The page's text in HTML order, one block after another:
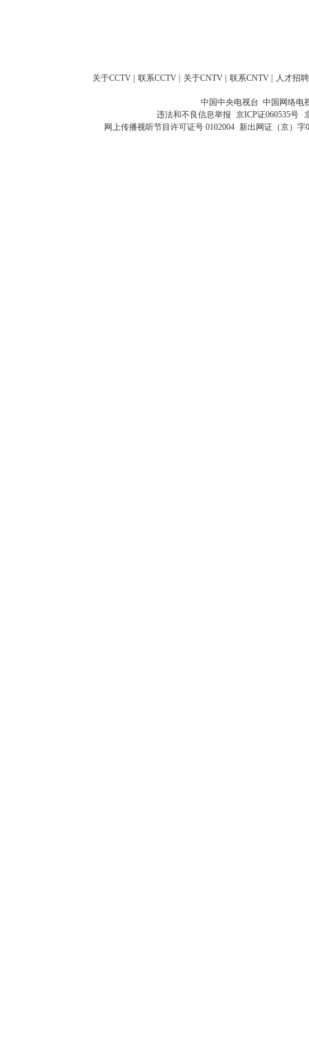
关于CCTV | 联系CCTV | 关于CNTV | 联系CNTV | 人才招聘
中国中央电视台 中国网络电
违法和不良信息举报 京ICP证060535号
网上传播视听节目许可证号 0102004 新出网证（京）